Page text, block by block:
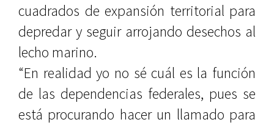
cuadrados de expansión territorial para
depredar y seguir arrojando desechos al
lecho marino.
“En realidad yo no sé cuál es la función
de las dependencias federales, pues se
está procurando hacer un llamado para